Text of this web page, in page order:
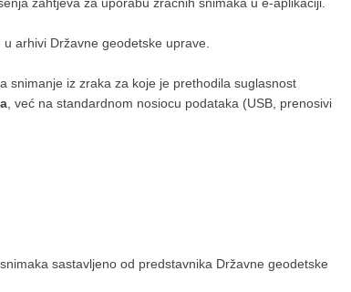
arhivi Državne geodetske uprave.
snimanje iz zraka za koje je prethodila suglasnost
, već na standardnom nosiocu podataka (USB, prenosivi
sastavljeno od predstavnika Državne geodetske